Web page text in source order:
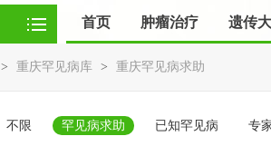
首页 肿瘤治疗 遗传
> 重庆罕见病库 > 重庆罕见病求助
不限 罕见病求助 已知罕见病 专